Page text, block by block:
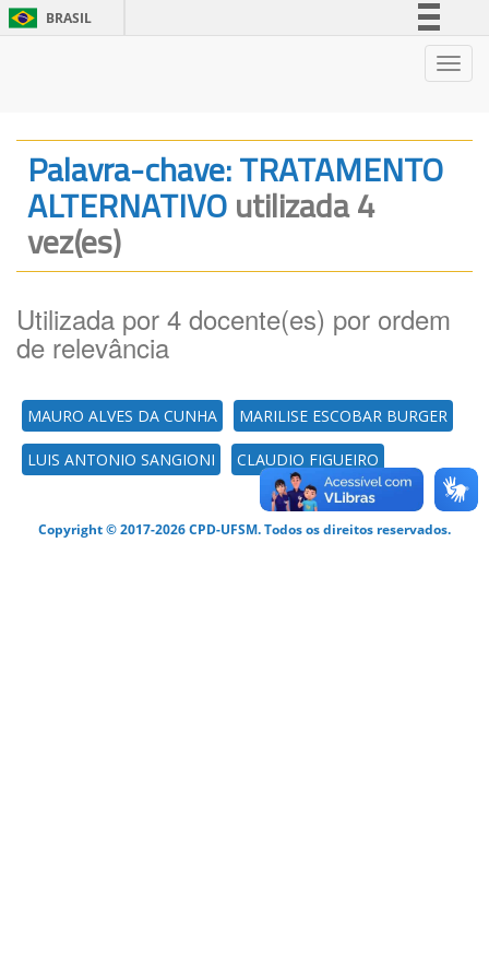
BRASIL
Legislação
Canais
Palavra-chave: TRATAMENTO
ALTERNATIVOutilizada 4
vez(es)
Utilizada por 4 docente(es) por ordem
de relevância
MAURO ALVES DA CUNHA MARILISE ESCOBAR BURGER
LUIS ANTONIO SANGIONI CLAUDIO FIGUEIRO
Copyright © 2017-2026 CPD-UFSM. Todos os direitos reservados.